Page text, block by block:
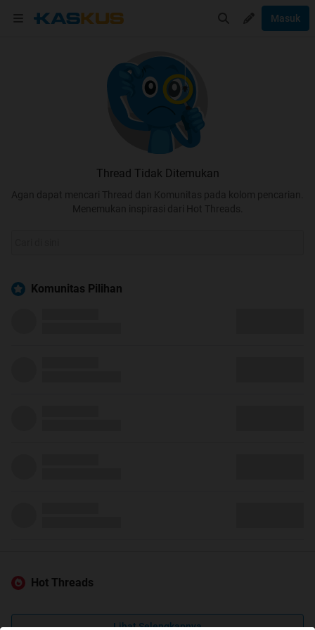
Masuk
Thread Tidak Ditemukan
Agan dapat mencari Thread dan Komunitas pada kolom pencarian.
Menemukan inspirasi dari Hot Threads.
Komunitas Pilihan
Hot Threads
Lihat Selengkapnya